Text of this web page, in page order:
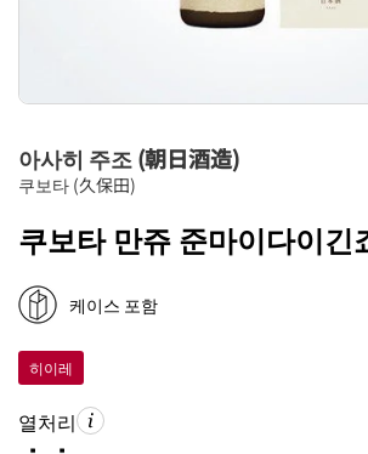
아사히 주조 (朝日酒造)
쿠보타 (久保田)
쿠보타 만쥬 준마이다이긴
케이스 포함
히이레
열처리